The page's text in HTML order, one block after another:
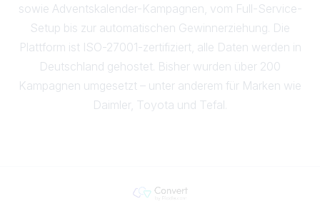
sowie Adventskalender-Kampagnen, vom Full-Service-
Setup bis zur automatischen Gewinnerziehung. Die
Plattform ist ISO-27001-zertifiziert, alle Daten werden in
Deutschland gehostet. Bisher wurden über 200
Kampagnen umgesetzt – unter anderem für Marken wie
Daimler, Toyota und Tefal.